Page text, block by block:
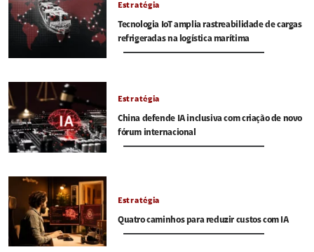
Estratégia
Tecnologia IoT amplia rastreabilidade de cargas
refrigeradas na logística marítima
Estratégia
China defende IA inclusiva com criação de novo
fórum internacional
Estratégia
Quatro caminhos para reduzir custos com IA